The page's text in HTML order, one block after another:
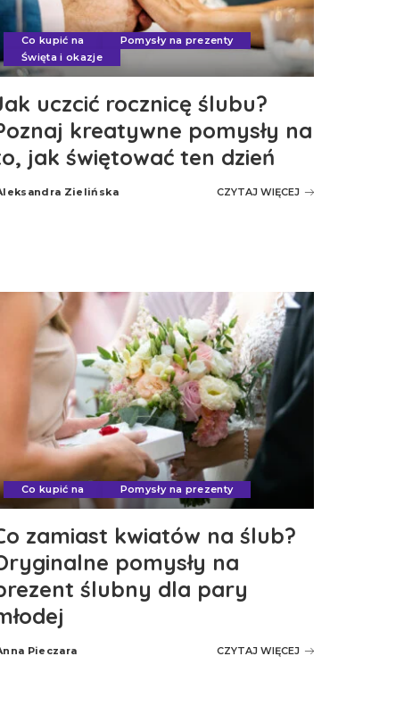
Co kupić na
Pomysły na prezenty
Święta i okazje
uczcić rocznicę ślubu?
kreatywne pomysły na
jak świętować ten dzień
Zielińska CZYTAJ WIĘCEJ
Co kupić na Pomysły na prezenty
zamiast kwiatów na ślub?
pomysły na
ślubny dla pary
Pieczara CZYTAJ WIĘCEJ